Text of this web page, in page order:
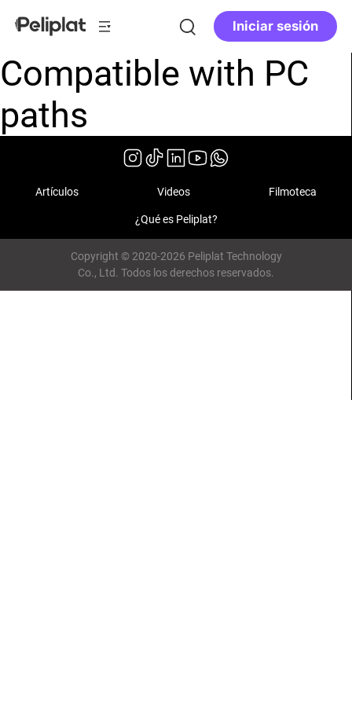
Iniciar sesión
Compatible with PC
paths
Artículos Videos Filmoteca
¿Qué es Peliplat?
Copyright © 2020-2026 Peliplat Technology
Co., Ltd. Todos los derechos reservados.